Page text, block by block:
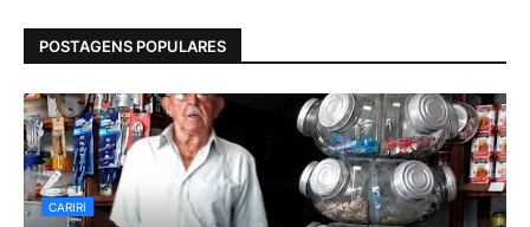
POSTAGENS POPULARES
CARIRI